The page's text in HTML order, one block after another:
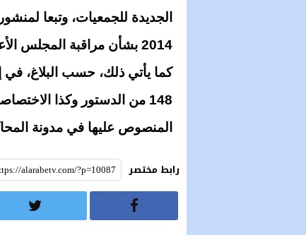
2014 بشأن مراقبة المجلس الأعلى للحسابات لاستخدام الأموال العمومية.
كما يأتي ذلك، حسب البلاغ،
148 من الدستور وكذا
المنصوص عليها في مدونة
رابط مختصر